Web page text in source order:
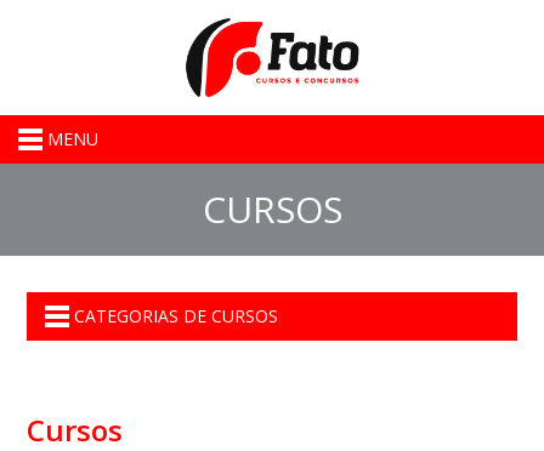
MENU
CURSOS
CATEGORIAS DE CURSOS
Cursos